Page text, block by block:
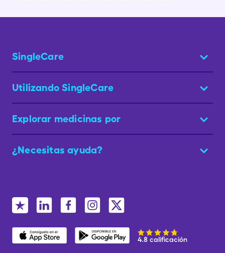
SingleCare
Utilizando SingleCare
Explorar medicinas por
¿Necesitas ayuda?
4.8 calificación